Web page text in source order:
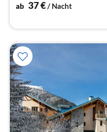
ab 37€ / Nacht